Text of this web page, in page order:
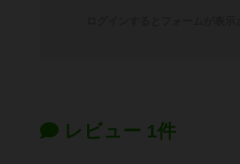
レビュー 1件